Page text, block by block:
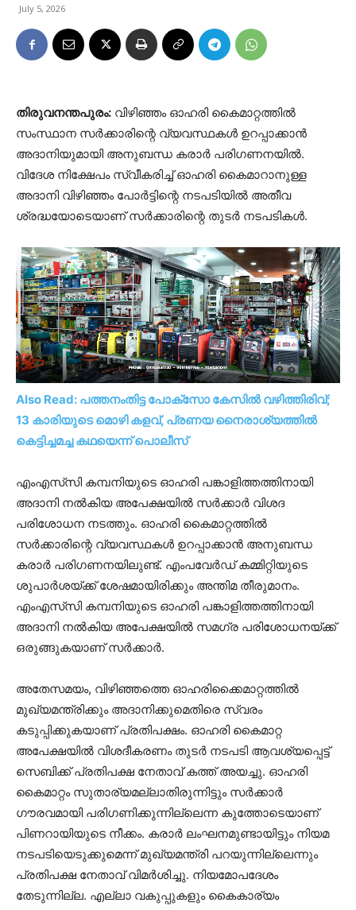
July 5, 2026
തിരുവനന്തപുരം: വിഴിഞ്ഞം ഓഹരി കൈമാറ്റത്തിൽ
സംസ്ഥാന സർക്കാരിന്റെ വ്യവസ്ഥകൾ ഉറപ്പാക്കാൻ
അദാനിയുമായി അനുബന്ധ കരാർ പരിഗണനയിൽ.
വിദേശ നിക്ഷേപം സ്വീകരിച്ച് ഓഹരി കൈമാറാനുള്ള
അദാനി വിഴിഞ്ഞം പോർട്ടിന്റെ നടപടിയിൽ അതീവ
ശ്രദ്ധയോടെയാണ് സർക്കാരിന്റെ തുടർ നടപടികൾ.
Also Read: പത്തനംതിട്ട പോക്സോ കേസില്‍ വഴിത്തിരിവ്;
13 കാരിയുടെ മൊഴി കളവ്, പ്രണയ നൈരാശ്യത്തില്‍
കെട്ടിച്ചമച്ച കഥയെന്ന് പൊലീസ്
എംഎസ്‍സി കമ്പനിയുടെ ഓഹരി പങ്കാളിത്തത്തിനായി
അദാനി നൽകിയ അപേക്ഷയിൽ സർക്കാർ വിശദ
പരിശോധന നടത്തും. ഓഹരി കൈമാറ്റത്തിൽ
സർക്കാരിന്റെ വ്യവസ്ഥകൾ ഉറപ്പാക്കാൻ അനുബന്ധ
കരാർ പരിഗണനയിലുണ്ട്. എംപവേർഡ് കമ്മിറ്റിയുടെ
ശുപാർശയ്ക്ക് ശേഷമായിരിക്കും അന്തിമ തീരുമാനം.
എംഎസ്‍സി കമ്പനിയുടെ ഓഹരി പങ്കാളിത്തത്തിനായി
അദാനി നൽകിയ അപേക്ഷയിൽ സമഗ്ര പരിശോധനയ്ക്ക്
ഒരുങ്ങുകയാണ് സർക്കാർ.
അതേസമയം, വിഴിഞ്ഞത്തെ ഓഹരിക്കൈമാറ്റത്തിൽ
മുഖ്യമന്ത്രിക്കും അദാനിക്കുമെതിരെ സ്വരം
കടുപ്പിക്കുകയാണ് പ്രതിപക്ഷം. ഓഹരി കൈമാറ്റ
അപേക്ഷയിൽ വിശദീകരണം തുടര്‍ നടപടി ആവശ്യപ്പെട്ട്
സെബിക്ക് പ്രതിപക്ഷ നേതാവ് കത്ത് അയച്ചു. ഓഹരി
കൈമാറ്റം സുതാര്യമല്ലാതിരുന്നിട്ടും സര്‍ക്കാര്‍
ഗൗരവമായി പരിഗണിക്കുന്നില്ലെന്ന കുത്തോടെയാണ്
പിണറായിയുടെ നീക്കം. കരാര്‍ ലംഘനമുണ്ടായിട്ടും നിയമ
നടപടിയെടുക്കുമെന്ന് മുഖ്യമന്ത്രി പറയുന്നില്ലെന്നും
പ്രതിപക്ഷ നേതാവ് വിമര്‍ശിച്ചു. നിയമോപദേശം
തേടുന്നില്ല. എല്ലാ വകുപ്പുകളും കൈകാര്യം